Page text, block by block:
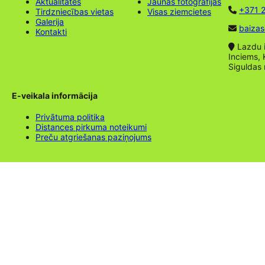
Tirdzniecības vietas
Galerija
Kontakti
Visas ziemcietes
+371
Lazdu
Inciems,
Siguldas
E-veikala informācija
Privātuma politika
Distances pirkuma noteikumi
Preču atgriešanas paziņojums